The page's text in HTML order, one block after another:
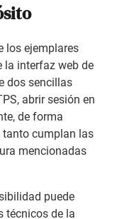
los ejemplares
la interfaz web de
dos sencillas
abrir sesión en
de forma
tanto cumplan las
mencionadas
puede
técnicos de la